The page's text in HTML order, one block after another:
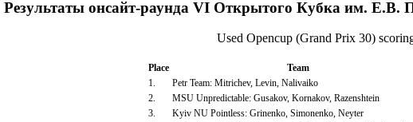
Результаты онсайт-раунда VI Открытого Кубка им. Е.В.
Used Opencup (Grand Prix 30)
Place Team
1.
Petr Team: Mitrichev, Levin, Nalivaiko
2.
MSU Unpredictable: Gusakov, Kornakov, Razenshtein
3.
Kyiv NU Pointless: Grinenko, Simonenko, Neyter